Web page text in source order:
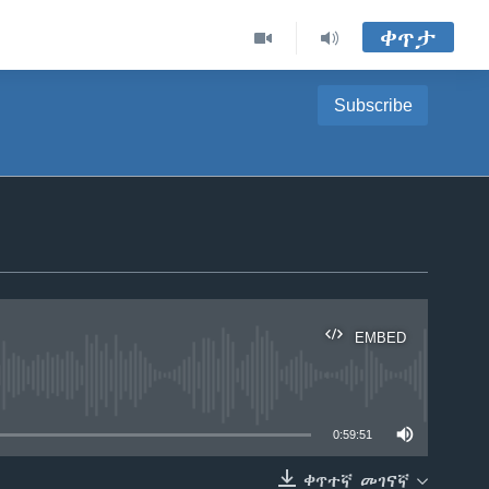
ቀጥታ
Subscribe
EMBED
0:59:51
ቀጥተኛ መገናኛ